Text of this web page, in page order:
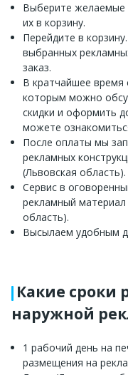
Выберите желаемые
их в корзину.
Перейдите в
выбранных
заказ.
В кратчайшее
которым можно
скидки и оформить
можете
После оплаты мы
рекламных
(Львовская область).
Сервис в
рекламный
область).
Высылаем удобным
Какие сроки
наружной
1 рабочий день на
размещения на